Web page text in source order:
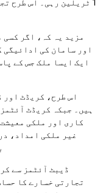
مزید یہ کہ، اگر
اور سامان کی ادائیگی
ایک ایسا ملک جس کے
اس طرح، کریڈٹ اور
ہیں۔ جبکہ کریڈٹ
کاری اور ملکی
غیر ملکی امداد،
ڈیبٹ آئٹمز سے
تجارتی خسارے کا